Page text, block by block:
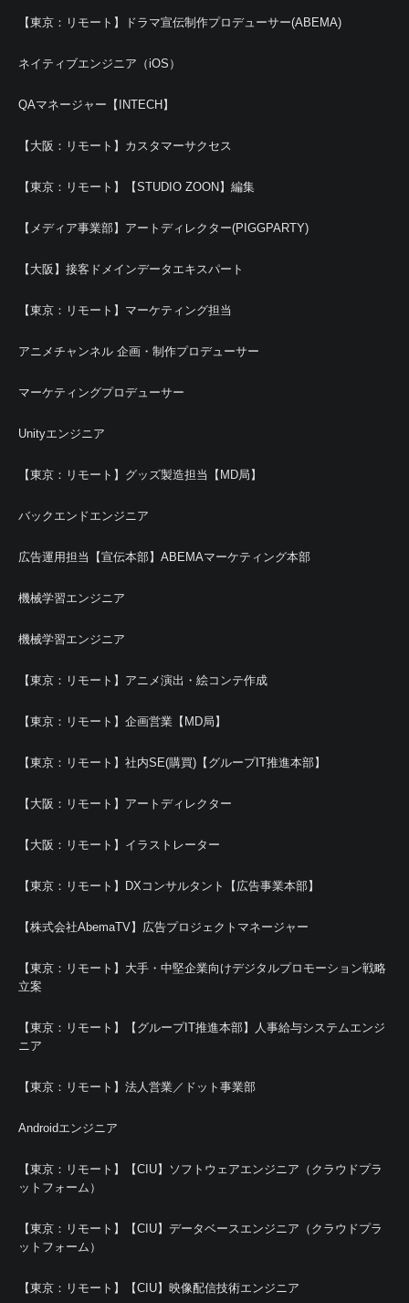
【東京：リモート】ドラマ宣伝制作プロデューサー(ABEMA)
ネイティブエンジニア（iOS）
QAマネージャー【INTECH】
【大阪：リモート】カスタマーサクセス
【東京：リモート】【STUDIO ZOON】編集
【メディア事業部】アートディレクター(PIGGPARTY)
【大阪】接客ドメインデータエキスパート
【東京：リモート】マーケティング担当
アニメチャンネル 企画・制作プロデューサー
マーケティングプロデューサー
Unityエンジニア
【東京：リモート】グッズ製造担当【MD局】
バックエンドエンジニア
広告運用担当【宣伝本部】ABEMAマーケティング本部
機械学習エンジニア
機械学習エンジニア
【東京：リモート】アニメ演出・絵コンテ作成
【東京：リモート】企画営業【MD局】
【東京：リモート】社内SE(購買)【グループIT推進本部】
【大阪：リモート】アートディレクター
【大阪：リモート】イラストレーター
【東京：リモート】DXコンサルタント【広告事業本部】
【株式会社AbemaTV】広告プロジェクトマネージャー
【東京：リモート】大手・中堅企業向けデジタルプロモーション戦略
立案
【東京：リモート】【グループIT推進本部】人事給与システムエンジ
ニア
【東京：リモート】法人営業／ドット事業部
Androidエンジニア
【東京：リモート】【CIU】ソフトウェアエンジニア（クラウドプラ
ットフォーム）
【東京：リモート】【CIU】データベースエンジニア（クラウドプラ
ットフォーム）
【東京：リモート】【CIU】映像配信技術エンジニア